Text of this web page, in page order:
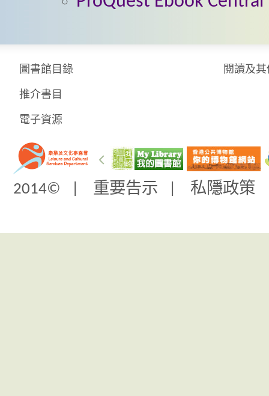
圖書館目錄
推介書目
電子資源
閱讀及
2014© | 重要告示 私隱政策